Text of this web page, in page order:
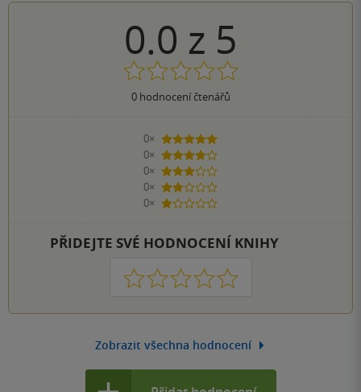
0.0 z 5
0hodnocení čtenářů
0×
5 hvězdiček
0×
4 hvězdičky
0×
3 hvězdičky
0×
2 hvězdičky
0×
1 hvezdička
PŘIDEJTE SVÉ HODNOCENÍ KNIHY
1 2 3 4 5
Zobrazit všechna hodnocení